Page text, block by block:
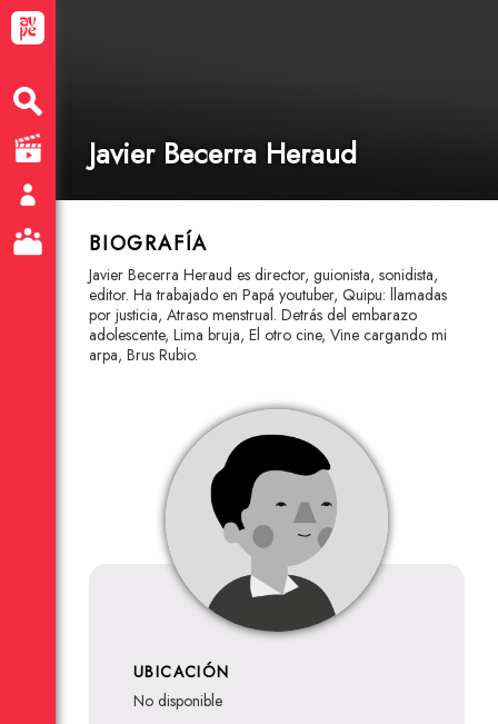
Javier Becerra Heraud
BIOGRAFÍA
Javier Becerra Heraud es director, guionista, sonidista,
editor. Ha trabajado en Papá youtuber, Quipu: llamadas
por justicia, Atraso menstrual. Detrás del embarazo
adolescente, Lima bruja, El otro cine, Vine cargando mi
arpa, Brus Rubio.
UBICACIÓN
no disponible